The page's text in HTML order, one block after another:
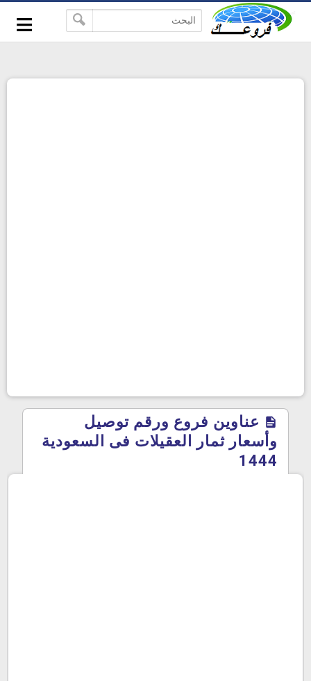
≡
عناوين فروع ورقم توصيل
وأسعار ثمار العقيلات فى السعودية
1444